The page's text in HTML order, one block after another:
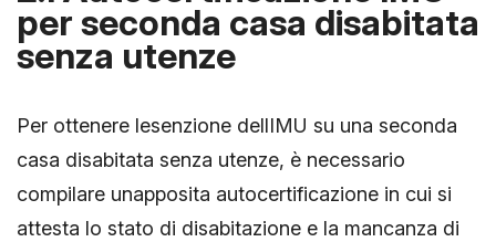
per seconda casa disabitata
senza utenze
Per ottenere lesenzione dellIMU su una seconda
casa disabitata senza utenze, è necessario
compilare unapposita autocertificazione in cui si
attesta lo stato di disabitazione e la mancanza di